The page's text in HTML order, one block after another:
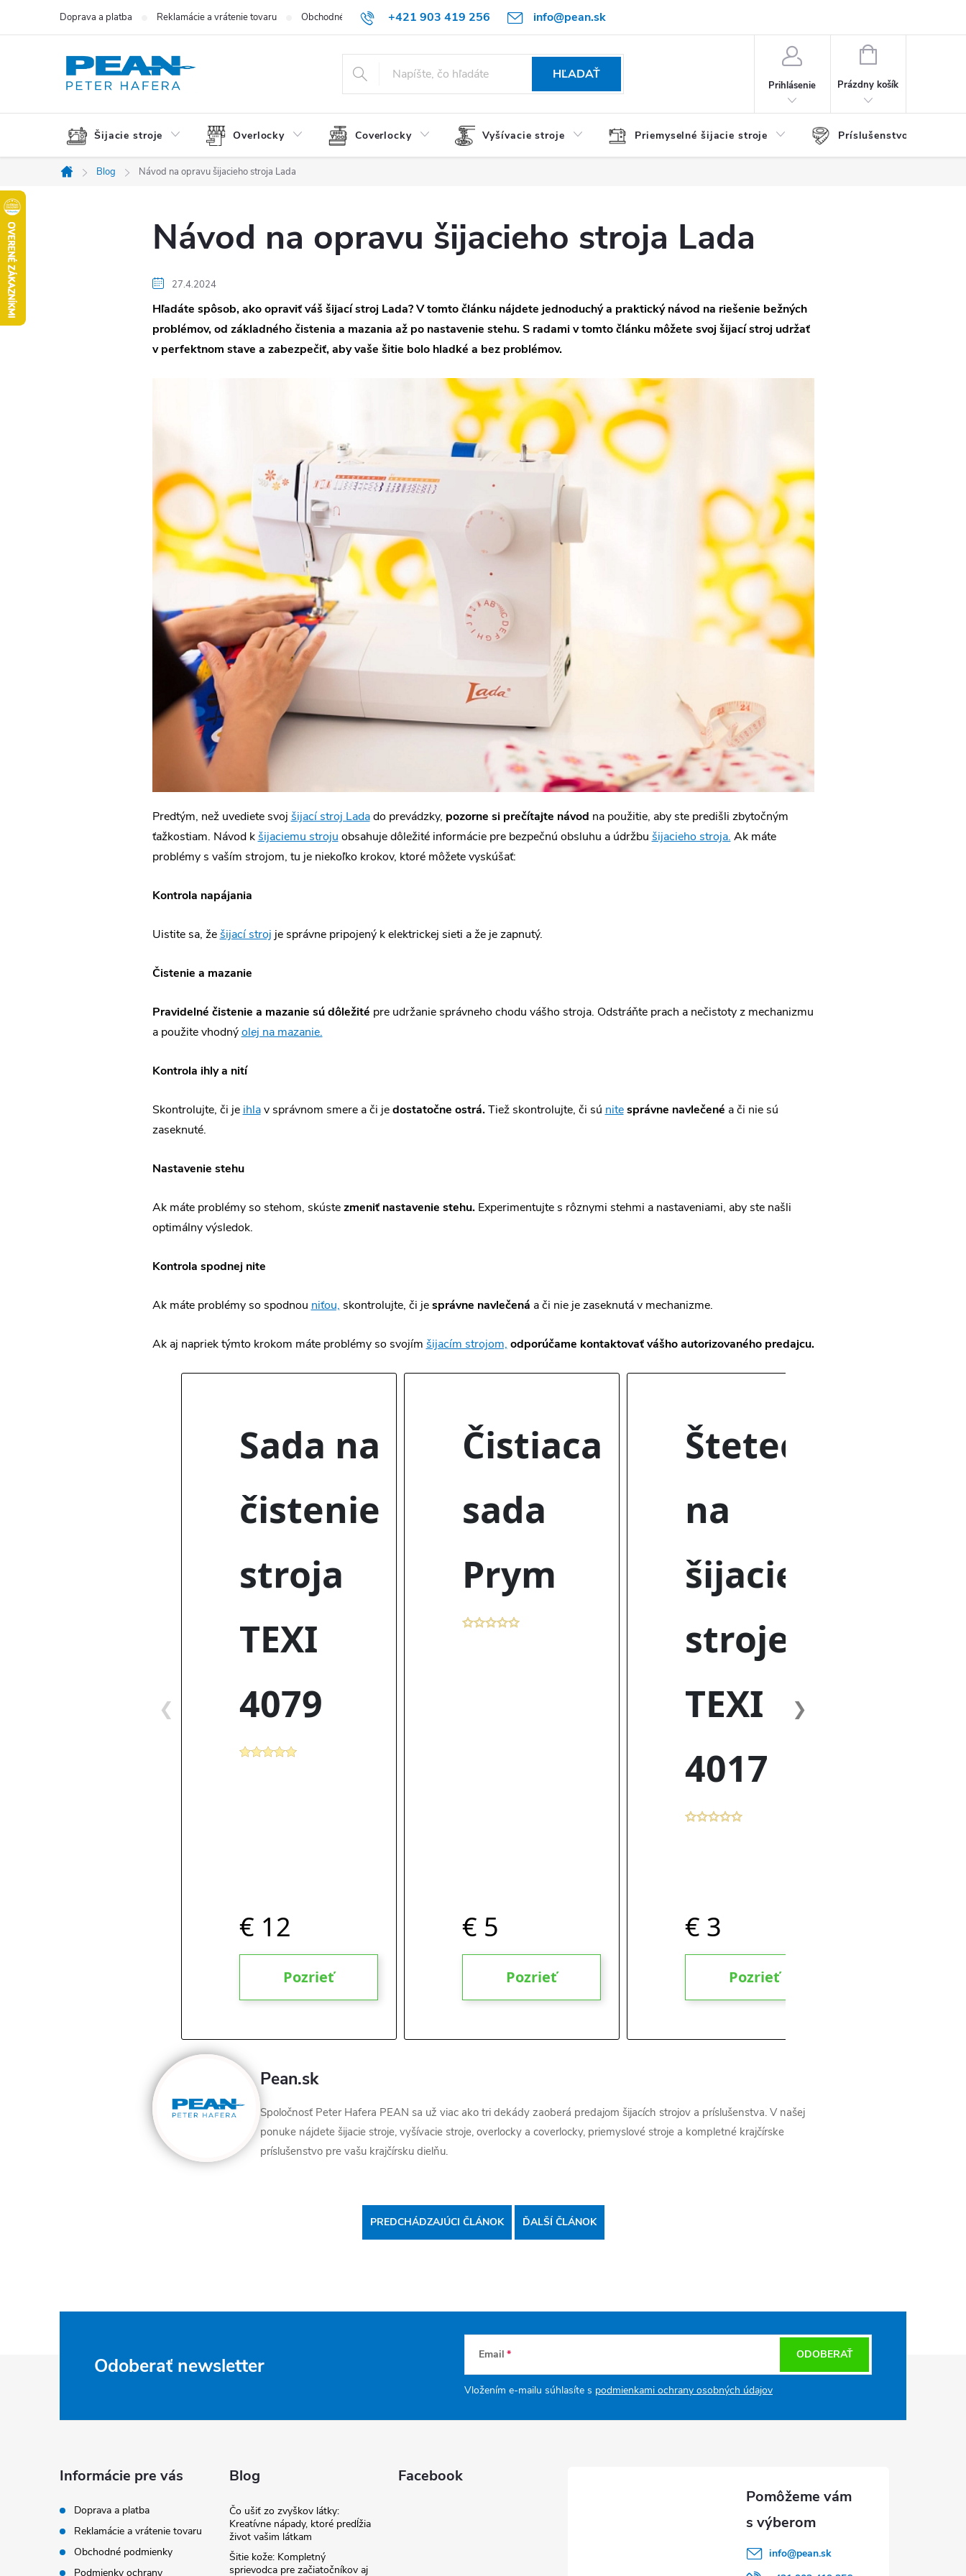
+421 903 419 256 info@pean.sk
Doprava a platba Reklamácie a vrátenie tovaru Obchodné podmienky Podmienky ochrany osobných údajov O nás
HĽADAŤ
Prihlásenie
NÁKUPNÝ
Prázdny košík
Šijacie stroje Overlocky Coverlocky Vyšívacie stroje Priemyselné šijacie stroje Príslušenstvo
Domov
Blog Návod na opravu šijacieho stroja Lada
Návod na opravu šijacieho stroja Lada
27.4.2024
Hľadáte spôsob, ako opraviť váš šijací stroj Lada? V tomto článku nájdete jednoduchý a praktický návod na riešenie bežných
problémov, od základného čistenia a mazania až po nastavenie stehu. S radami v tomto článku môžete svoj šijací stroj udržať
v perfektnom stave a zabezpečiť, aby vaše šitie bolo hladké a bez problémov.
Predtým, než uvediete svoj šijací stroj Ladado prevádzky, pozorne si prečítajte návod na použitie, aby ste predišli zbytočným
ťažkostiam. Návod kšijaciemu stroju obsahuje dôležité informácie pre bezpečnú obsluhu a údržbu šijacieho stroja. Ak máte
problémy s vaším strojom, tu je niekoľko krokov, ktoré môžete vyskúšať:
Kontrola napájania
Uistite sa, žešijací stroj je správne pripojený k elektrickej sieti a že je zapnutý.
Čistenie a mazanie
Pravidelné čistenie a mazanie sú dôležité pre udržanie správneho chodu vášho stroja. Odstráňte prach a nečistoty z mechanizmu
a použite vhodnýolej na mazanie.
Kontrola ihly a nití
Skontrolujte, či je ihlav správnom smere a či jedostatočne ostrá.Tiež skontrolujte, či sú nite správne navlečené a či nie sú
zaseknuté.
Nastavenie stehu
Ak máte problémy so stehom, skústezmeniť nastavenie stehu.Experimentujte s rôznymi stehmi a nastaveniami, aby ste našli
optimálny výsledok.
Kontrola spodnej nite
Ak máte problémy so spodnou niťou, skontrolujte, či jesprávne navlečená a či nie je zaseknutá v mechanizme.
Ak aj napriek týmto krokom máte problémy so svojím šijacím strojom, odporúčame kontaktovať vášho autorizovaného predajcu.
Pean.sk
Spoločnosť Peter Hafera PEAN sa už viac ako tri dekády zaoberá predajom šijacích strojov a príslušenstva. V našej
ponuke nájdete šijacie stroje, vyšívacie stroje, overlocky a coverlocky, priemyslové stroje a kompletné krajčírske
príslušenstvo pre vašu krajčírsku dielňu.
PREDCHÁDZAJÚCI ČLÁNOK ĎALŠÍ ČLÁNOK
Odoberať newsletter Email
Vložením e-mailu súhlasíte s podmienkami ochrany osobných údajov
ODOBERAŤ
Informácie pre vás
Doprava a platba
Reklamácie a vrátenie tovaru
Obchodné podmienky
Podmienky ochrany
Blog
Čo ušiť zo zvyškov látky:
Kreatívne nápady, ktoré predĺžia
život vašim látkam
Šitie kože: Kompletný
sprievodca pre začiatočníkov aj
Facebook
info@pean.sk